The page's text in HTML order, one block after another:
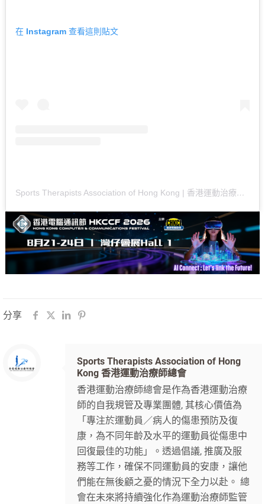
在 Instagram 查看這則貼文
Sports Therapists Association of Hong Kong | 香港運動治療師總會（@sportstherapists_assn_hk）分享的貼文
分享
Sports Therapists Association of Hong
Kong 香港運動治療師總會
香港運動治療師總會是作為香港運動治療
師的自我規管及專業團體, 其核心價值為
「專注於運動員／病人的傷患預防及復
康，為不同年齡及水平的運動員從傷患中
回復最佳的功能」。透過倡議, 推廣及服
務等工作，確保不同運動員的安康，讓他
們能在無後顧之憂的情況下全力以赴。 總
會在未來將持續強化作為運動治療師監管